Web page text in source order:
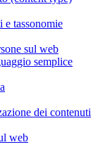
tassonomie
sul web
semplice
dei contenuti
web